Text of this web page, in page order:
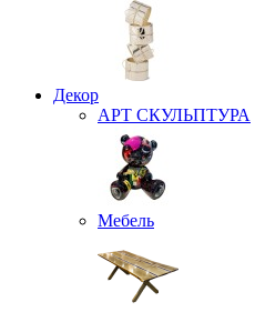
Декор
АРТ СКУЛЬПТУРА
Мебель